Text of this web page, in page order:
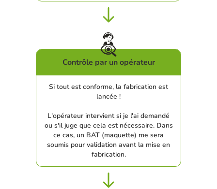
Contrôle par un opérateur
Si tout est conforme, la fabrication est
lancée !
L'opérateur intervient si je l'ai demandé
ou s'il juge que cela est nécessaire. Dans
ce cas, un BAT (maquette) me sera
soumis pour validation avant la mise en
fabrication.